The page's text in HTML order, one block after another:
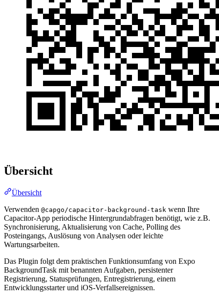
Übersicht
Übersicht
Verwenden @capgo/capacitor-background-task wenn Ihre
Capacitor-App periodische Hintergrundabfragen benötigt, wie z.B.
Synchronisierung, Aktualisierung von Cache, Polling des
Posteingangs, Auslösung von Analysen oder leichte
Wartungsarbeiten.
Das Plugin folgt dem praktischen Funktionsumfang von Expo
BackgroundTask mit benannten Aufgaben, persistenter
Registrierung, Statusprüfungen, Entregistrierung, einem
Entwicklungsstarter und iOS-Verfallsereignissen.